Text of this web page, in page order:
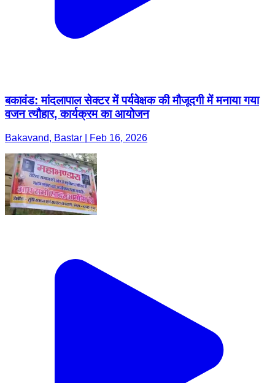
बकावंड: मांदलापाल सेक्टर में पर्यवेक्षक की मौजूदगी में मनाया गया
वजन त्यौहार, कार्यक्रम का आयोजन
Bakavand, Bastar | Feb 16, 2026